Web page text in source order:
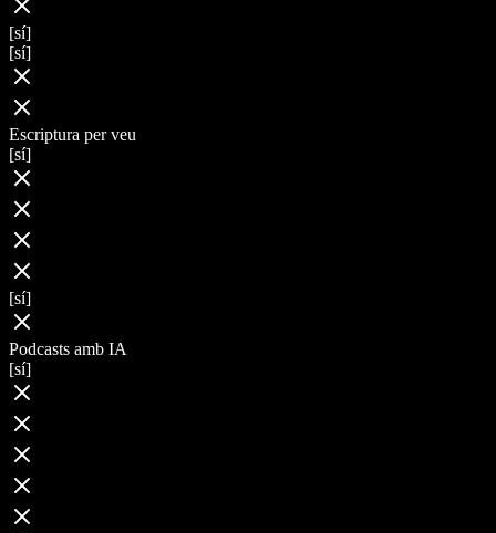
[sí]
[sí]
Escriptura per veu
[sí]
[sí]
Podcasts amb IA
[sí]